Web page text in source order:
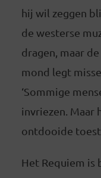
hij wil zeggen
de westerse
dragen, maar
mond legt
‘Sommige
invriezen. Maar
ontdooide
Het Requiem is